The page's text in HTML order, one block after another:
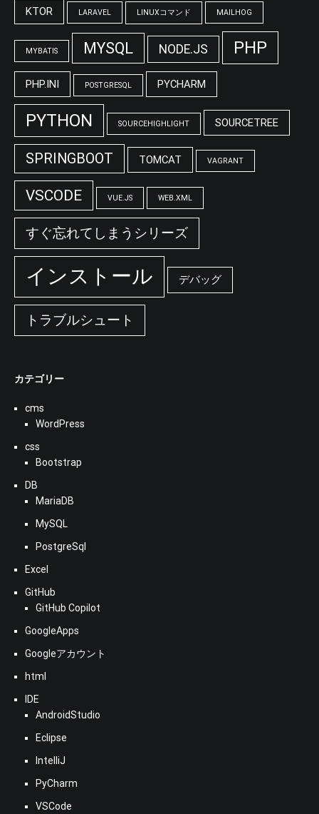
KTOR LARAVEL LINUXコマンド MAILHOG
MYBATIS MYSQL NODE.JS PHP
PHP.INI POSTGRESQL PYCHARM
PYTHON SOURCEHIGHLIGHT SOURCETREE
SPRINGBOOT TOMCAT VAGRANT
VSCODE VUE.JS WEB.XML
すぐ忘れてしまうシリーズ
インストール デバッグ
トラブルシュート
カテゴリー
cms
WordPress
css
Bootstrap
DB
MariaDB
MySQL
PostgreSql
Excel
GitHub
GitHub Copilot
GoogleApps
Googleアカウント
html
IDE
AndroidStudio
Eclipse
IntelliJ
PyCharm
VSCode